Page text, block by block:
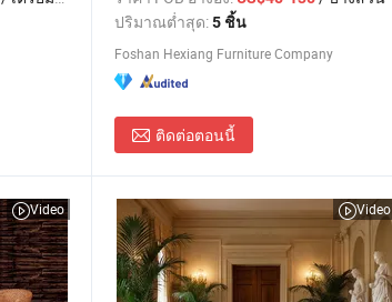
ปริมาณต่ำสุด:5 ชิ้น
Foshan Hexiang Furniture Company
ติดต่อตอนนี้
Video Video